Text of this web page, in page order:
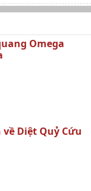
Omega
Diệt Quỷ Cứu